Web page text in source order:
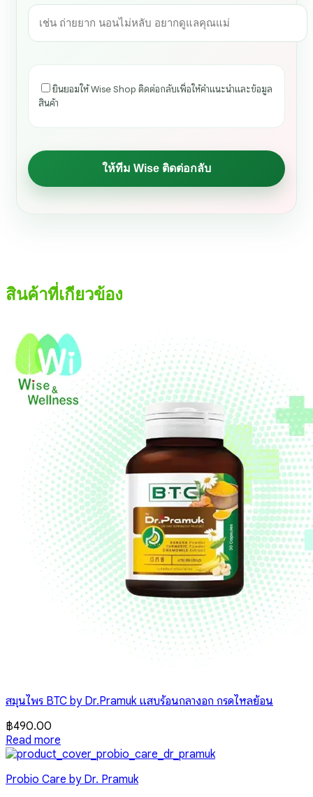
ยินยอมให้ Wise Shop ติดต่อกลับเพื่อให้คำแนะนำและข้อมูล
สินค้า
สินค้าที่เกียวข้อง
สมุนไพร BTC by Dr.Pramuk แสบร้อนกลางอก กรดไหลย้อน
฿490.00
Read more
Probio Care by Dr. Pramuk